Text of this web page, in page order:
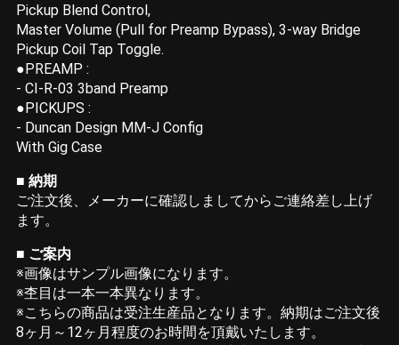
Pickup Blend Control,
Master Volume (Pull for Preamp Bypass), 3-way Bridge
Pickup Coil Tap Toggle.
●PREAMP :
- CI-R-03 3band Preamp
●PICKUPS :
- Duncan Design MM-J Config
With Gig Case
■ 納期
ご注文後、メーカーに確認しましてからご連絡差し上げ
ます。
■ ご案内
※画像はサンプル画像になります。
※杢目は一本一本異なります。
※こちらの商品は受注生産品となります。納期はご注文後
8ヶ月～12ヶ月程度のお時間を頂戴いたします。